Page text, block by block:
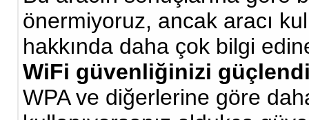
önermiyoruz, ancak aracı
hakkında daha çok bilgi
WiFi güvenliğinizi
WPA ve diğerlerine göre